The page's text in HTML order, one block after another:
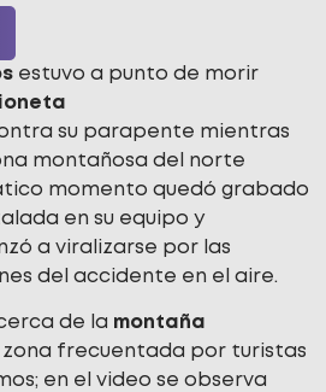
estuvo a punto de morir
su parapente mientras
montañosa del norte
momento quedó grabado
en su equipo y
a viralizarse por las
del accidente en el aire.
de la montaña
zona frecuentada por turistas
en el video se observa